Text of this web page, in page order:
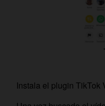
Instala el plugin TikTok